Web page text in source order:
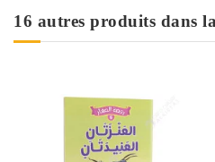
16 autres produits dans